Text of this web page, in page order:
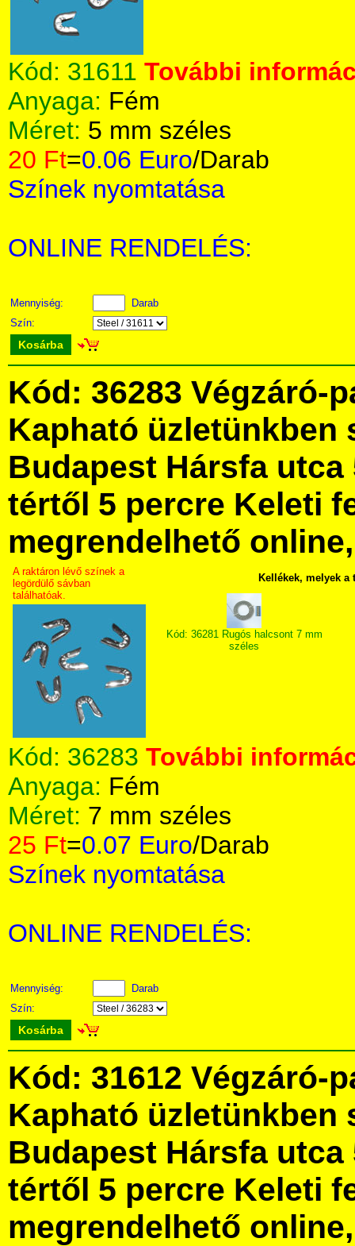
Kód: 31611 További
Anyaga: Fém
Méret: 5 mm széles
20 Ft=0.06 Euro/Darab
Színek nyomtatása
ONLINE RENDELÉS:
Mennyiség:
Darab
Szín:
Kosárba
Kód: 36283 Végzáró-
Kapható üzletünkben
Budapest Hársfa utca
tértől 5 percre Keleti
megrendelhető
A raktáron lévő színek a
legördülő sávban
találhatóak.
Kellékek, melyek
Kód: 36281 Rugós halcsont 7 mm
széles
Kód: 36283 További
Anyaga: Fém
Méret: 7 mm széles
25 Ft=0.07 Euro/Darab
Színek nyomtatása
ONLINE RENDELÉS:
Mennyiség:
Darab
Szín:
Kosárba
Kód: 31612 Végzáró-
Kapható üzletünkben
Budapest Hársfa utca
tértől 5 percre Keleti
megrendelhető